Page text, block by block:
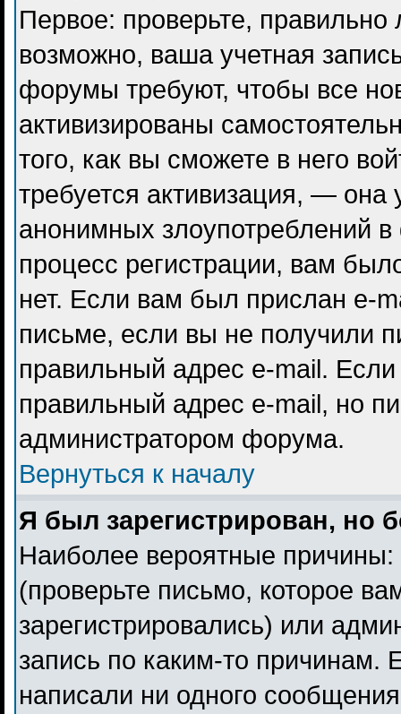
Первое: проверьте,
возможно, ваша учетная
форумы требуют, чтобы все
активизированы
того, как вы сможете в него
требуется активизация, —
анонимных злоупотреблений
процесс регистрации, вам
нет. Если вам был прислан e-
письме, если вы не получили
правильный адрес e-mail.
правильный адрес e-mail, но
администратором форума.
Вернуться к началу
Я был зарегистрирован, но
Наиболее вероятные
(проверьте письмо, которое
зарегистрировались) или
запись по каким-то причинам.
написали ни одного